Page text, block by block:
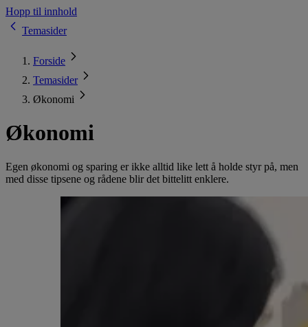
Hopp til innhold
Temasider
Forside
Temasider
Økonomi
Økonomi
Egen økonomi og sparing er ikke alltid like lett å holde styr på, men
med disse tipsene og rådene blir det bittelitt enklere.